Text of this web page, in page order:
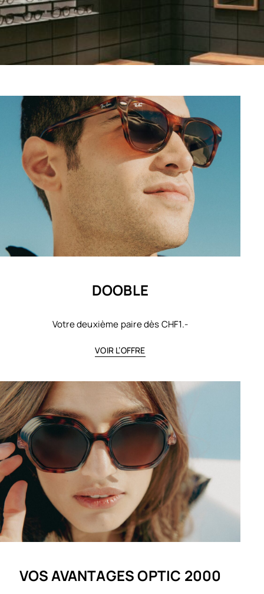
DOOBLE
Votre deuxième paire dès CHF1.-
VOIR L’OFFRE
VOS AVANTAGES OPTIC 2000